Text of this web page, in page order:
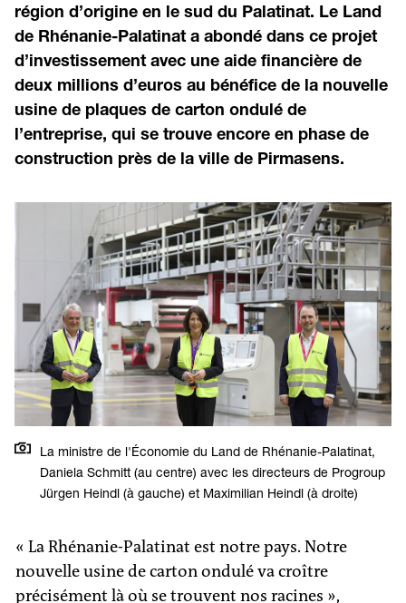
région d’origine en le sud du Palatinat. Le Land
de Rhénanie-Palatinat a abondé dans ce projet
d’investissement avec une aide financière de
deux millions d’euros au bénéfice de la nouvelle
usine de plaques de carton ondulé de
l’entreprise, qui se trouve encore en phase de
construction près de la ville de Pirmasens.
La ministre de l'Économie du Land de Rhénanie-Palatinat,
Daniela Schmitt (au centre) avec les directeurs de Progroup
Jürgen Heindl (à gauche) et Maximilian Heindl (à droite)
« La Rhénanie-Palatinat est notre pays. Notre
nouvelle usine de carton ondulé va croître
précisément là où se trouvent nos racines »,